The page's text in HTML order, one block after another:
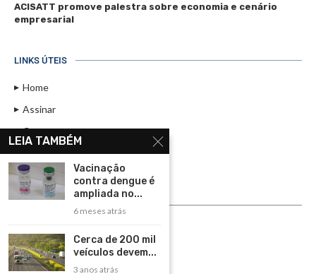
ACISATT promove palestra sobre economia e cenário
empresarial
LINKS ÚTEIS
Home
Assinar
Contato
Política de Privacidade
Rádio Maristela - Ao Vivo
ASSINE
LEIA TAMBÉM
Vacinação
contra dengue é
ampliada no...
6 meses atrás
Cerca de 200 mil
veículos devem...
3 anos atrás